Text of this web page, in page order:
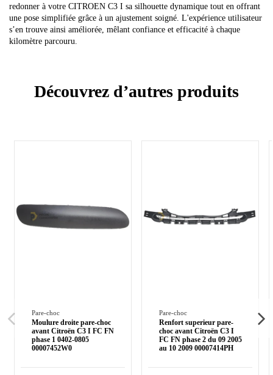
redonner à votre CITROEN C3 I sa silhouette dynamique tout en offrant
une pose simplifiée grâce à un ajustement soigné. L'expérience utilisateur
s’en trouve ainsi améliorée, mêlant confiance et efficacité à chaque
kilomètre parcouru.
Découvrez d’autres produits
Pare-choc
Moulure droite pare-choc
avant Citroën C3 I FC FN
phase 1 0402-0805
00007452W0
Pare-choc
Renfort superieur pare-
choc avant Citroën C3 I
FC FN phase 2 du 09 2005
au 10 2009 00007414PH